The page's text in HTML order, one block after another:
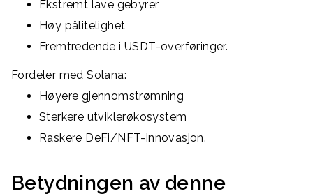
Ekstremt lave gebyrer
Høy pålitelighet
Fremtredende i USDT-overføringer.
Fordeler med Solana:
Høyere gjennomstrømning
Sterkere utviklerøkosystem
Raskere DeFi/NFT-innovasjon.
Betydningen av denne